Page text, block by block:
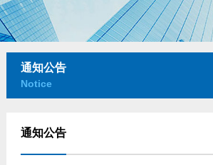
通知公告
Notice
通知公告